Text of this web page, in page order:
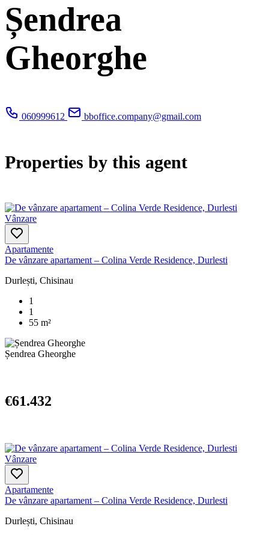
Șendrea
Gheorghe
060999612 bboffice.company@gmail.com
Properties by this agent
Vânzare
Apartamente
De vânzare apartament – Colina Verde Residence, Durlesti
Durlești, Chisinau
1
1
55 m²
Șendrea Gheorghe
€61.432
Vânzare
Apartamente
De vânzare apartament – Colina Verde Residence, Durlesti
Durlești, Chisinau